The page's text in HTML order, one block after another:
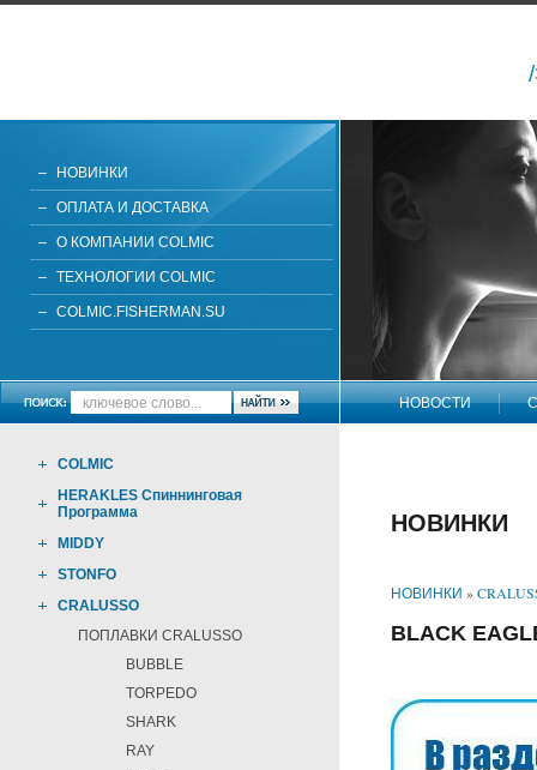
НОВИНКИ
ОПЛАТА И ДОСТАВКА
О КОМПАНИИ COLMIC
ТЕХНОЛОГИИ COLMIC
COLMIC.FISHERMAN.SU
COLMIC
HERAKLES Спиннинговая
Программа
MIDDY
STONFO
CRALUSSO
ПОПЛАВКИ CRALUSSO
BUBBLE
TORPEDO
SHARK
RAY
НОВОСТИ
НОВИНКИ
НОВИНКИ »
BLACK